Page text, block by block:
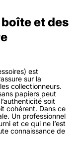
et des
est
sur la
collectionneurs.
papiers peut
soit
cohérent. Dans ce
Un professionnel
et ce qui ne l’est
connaissance de